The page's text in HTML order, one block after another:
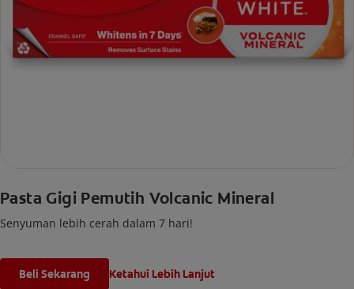
Pasta Gigi Pemutih Volcanic Mineral
Senyuman lebih cerah dalam 7 hari!
Beli Sekarang Ketahui Lebih Lanjut